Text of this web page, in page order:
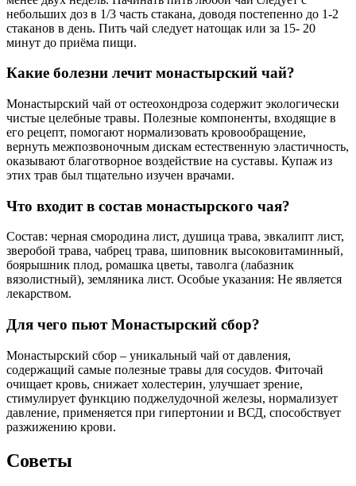
небольших доз в 1/3 часть стакана, доводя постепенно до 1-2
стаканов в день. Пить чай следует натощак или за 15- 20
минут до приёма пищи.
Какие болезни лечит монастырский чай?
Монастырский чай от остеохондроза содержит экологически
чистые целебные травы. Полезные компоненты, входящие в
его рецепт, помогают нормализовать кровообращение,
вернуть межпозвоночным дискам естественную эластичность,
оказывают благотворное воздействие на суставы. Купаж из
этих трав был тщательно изучен врачами.
Что входит в состав монастырского чая?
Состав: черная смородина лист, душица трава, эвкалипт лист,
зверобой трава, чабрец трава, шиповник высоковитаминный,
боярышник плод, ромашка цветы, таволга (лабазник
вязолистный), земляника лист. Особые указания: Не является
лекарством.
Для чего пьют Монастырский сбор?
Монастырский сбор – уникальный чай от давления,
содержащий самые полезные травы для сосудов. Фиточай
очищает кровь, снижает холестерин, улучшает зрение,
стимулирует функцию поджелудочной железы, нормализует
давление, применяется при гипертонии и ВСД, способствует
разжижению крови.
Советы